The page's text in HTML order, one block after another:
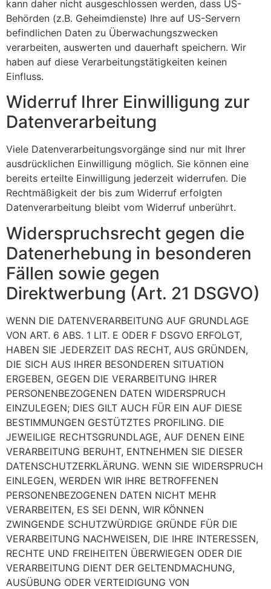
kann daher nicht ausgeschlossen werden, dass US-
Behörden (z.B. Geheimdienste) Ihre auf US-Servern
befindlichen Daten zu Überwachungszwecken
verarbeiten, auswerten und dauerhaft speichern. Wir
haben auf diese Verarbeitungstätigkeiten keinen
Einfluss.
Widerruf Ihrer Einwilligung zur
Datenverarbeitung
Viele Datenverarbeitungsvorgänge sind nur mit Ihrer
ausdrücklichen Einwilligung möglich. Sie können eine
bereits erteilte Einwilligung jederzeit widerrufen. Die
Rechtmäßigkeit der bis zum Widerruf erfolgten
Datenverarbeitung bleibt vom Widerruf unberührt.
Widerspruchsrecht gegen die
Datenerhebung in besonderen
Fällen sowie gegen
Direktwerbung (Art. 21 DSGVO)
WENN DIE DATENVERARBEITUNG AUF GRUNDLAGE
VON ART. 6 ABS. 1 LIT. E ODER F DSGVO ERFOLGT,
HABEN SIE JEDERZEIT DAS RECHT, AUS GRÜNDEN,
DIE SICH AUS IHRER BESONDEREN SITUATION
ERGEBEN, GEGEN DIE VERARBEITUNG IHRER
PERSONENBEZOGENEN DATEN WIDERSPRUCH
EINZULEGEN; DIES GILT AUCH FÜR EIN AUF DIESE
BESTIMMUNGEN GESTÜTZTES PROFILING. DIE
JEWEILIGE RECHTSGRUNDLAGE, AUF DENEN EINE
VERARBEITUNG BERUHT, ENTNEHMEN SIE DIESER
DATENSCHUTZERKLÄRUNG. WENN SIE WIDERSPRUCH
EINLEGEN, WERDEN WIR IHRE BETROFFENEN
PERSONENBEZOGENEN DATEN NICHT MEHR
VERARBEITEN, ES SEI DENN, WIR KÖNNEN
ZWINGENDE SCHUTZWÜRDIGE GRÜNDE FÜR DIE
VERARBEITUNG NACHWEISEN, DIE IHRE INTERESSEN,
RECHTE UND FREIHEITEN ÜBERWIEGEN ODER DIE
VERARBEITUNG DIENT DER GELTENDMACHUNG,
AUSÜBUNG ODER VERTEIDIGUNG VON